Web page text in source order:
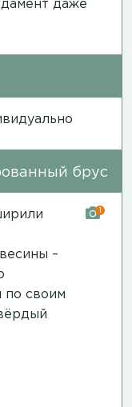
даже
брус
–
по своим
1